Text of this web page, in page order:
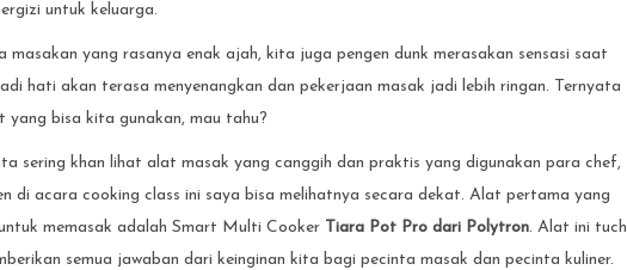
untuk keluarga.
masakan yang rasanya enak ajah, kita juga pengen dunk merasakan sensasi saat
hati akan terasa menyenangkan dan pekerjaan masak jadi lebih ringan. Ternyata
yang bisa kita gunakan, mau tahu?
sering khan lihat alat masak yang canggih dan praktis yang digunakan para chef,
di acara cooking class ini saya bisa melihatnya secara dekat. Alat pertama yang
memasak adalah Smart Multi Cooker Tiara Pot Pro dari Polytron. Alat ini tuch
semua jawaban dari keinginan kita bagi pecinta masak dan pecinta kuliner.